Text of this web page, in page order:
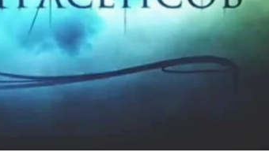
Двухуровневые номера и вид на горы.
Каким будет новый бутик-отель
«Белкур» в Белокурихе
ДОМА И КВАРТИРЫ